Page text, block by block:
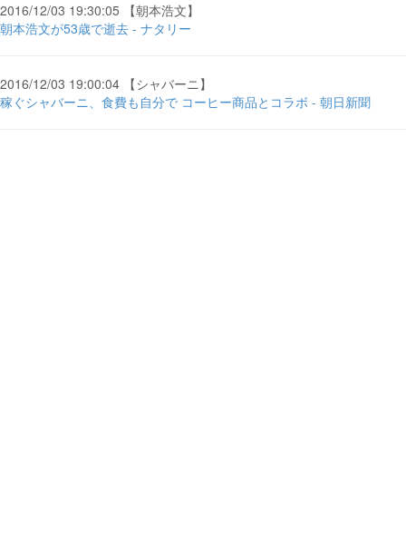
2016/12/03 19:30:05 【朝本浩文】
朝本浩文が53歳で逝去 - ナタリー
2016/12/03 19:00:04 【シャバーニ】
稼ぐシャバーニ、食費も自分で コーヒー商品とコラボ - 朝日新聞